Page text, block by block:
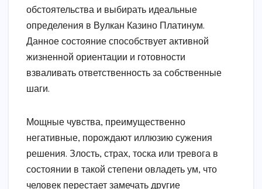
обстоятельства и выбирать идеальные
определения в Вулкан Казино Платинум.
Данное состояние способствует активной
жизненной ориентации и готовности
взваливать ответственность за собственные
шаги.
Мощные чувства, преимущественно
негативные, порождают иллюзию сужения
решения. Злость, страх, тоска или тревога в
состоянии в такой степени овладеть ум, что
человек перестает замечать другие